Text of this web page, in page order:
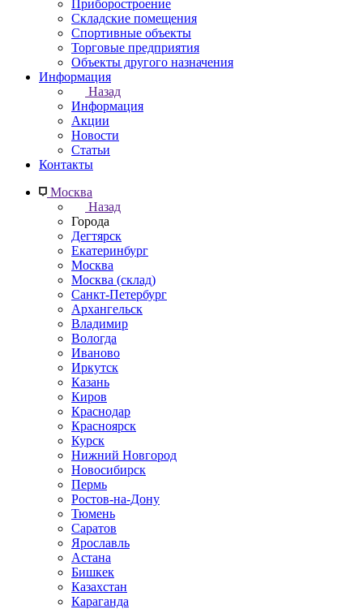
Приборостроение
Складские помещения
Спортивные объекты
Торговые предприятия
Объекты другого назначения
Информация
Назад
Информация
Акции
Новости
Статьи
Контакты
Москва
Назад
Города
Дегтярск
Екатеринбург
Москва
Москва (склад)
Санкт-Петербург
Архангельск
Владимир
Вологда
Иваново
Иркутск
Казань
Киров
Краснодар
Красноярск
Курск
Нижний Новгород
Новосибирск
Пермь
Ростов-на-Дону
Тюмень
Саратов
Ярославль
Астана
Бишкек
Казахстан
Караганда